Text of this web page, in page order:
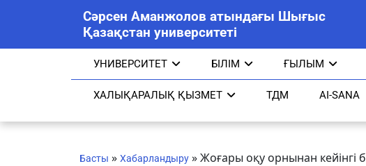
Сәрсен Аманжолов атындағы Шығыс
Қазақстан университеті
УНИВЕРСИТЕТ БІЛІМ ҒЫЛЫМ
ХАЛЫҚАРАЛЫҚ ҚЫЗМЕТ ТДМ AI-SANA
Басты » Хабарландыру »Жоғары оқу орнынан кейінгі